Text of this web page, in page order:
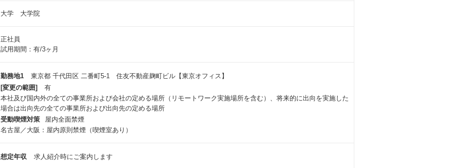
大学 大学院
正社員
試用期間：有/3ヶ月
勤務地1
東京都 千代田区 二番町5-1 住友不動産麹町ビル【東京オフィス】
[変更の範囲]
有
本社及び国内外の全ての事業所および会社の定める場所（リモートワーク実施場所を含む）、将来的に出向を実施した
場合は出向先の全ての事業所および出向先の定める場所
受動喫煙対策
屋内全面禁煙
名古屋／大阪：屋内原則禁煙（喫煙室あり）
想定年収 求人紹介時にご案内します